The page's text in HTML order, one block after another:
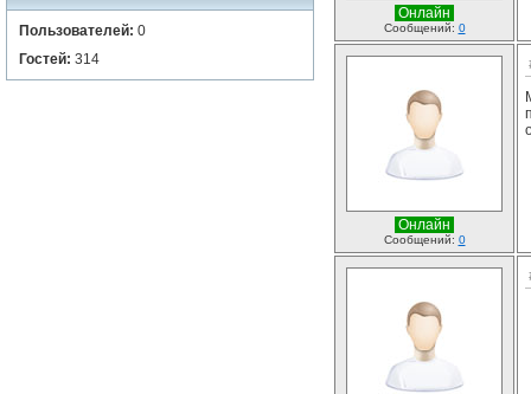
Пользователей: 0
Гостей: 314
Онлайн
Сообщений: 0
Онлайн
Сообщений: 0